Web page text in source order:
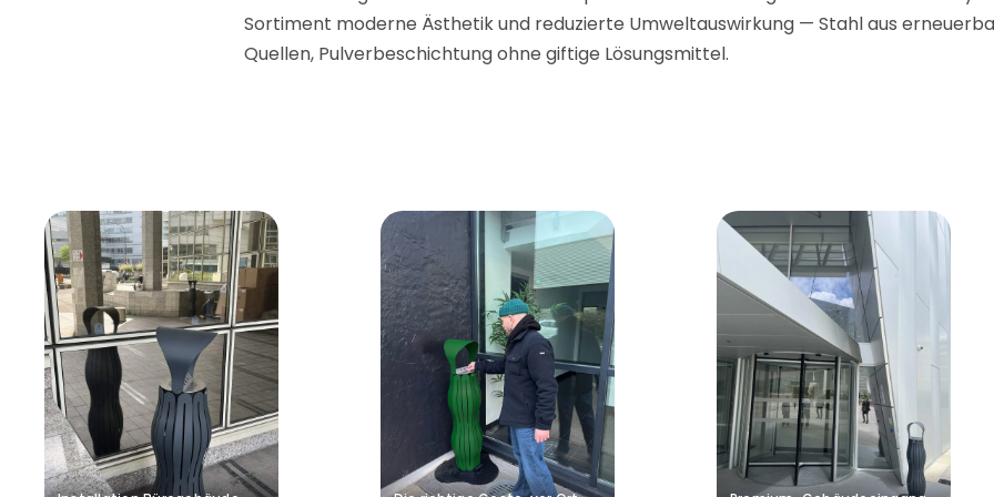
Sortiment moderne Ästhetik und reduzierte Umweltauswirkung — Stahl aus
Quellen, Pulverbeschichtung ohne giftige Lösungsmittel.